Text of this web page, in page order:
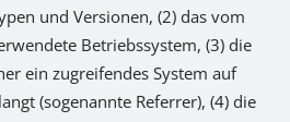
und Versionen, (2) das vom
Betriebssystem, (3) die
ein zugreifendes System auf
(sogenannte Referrer), (4) die